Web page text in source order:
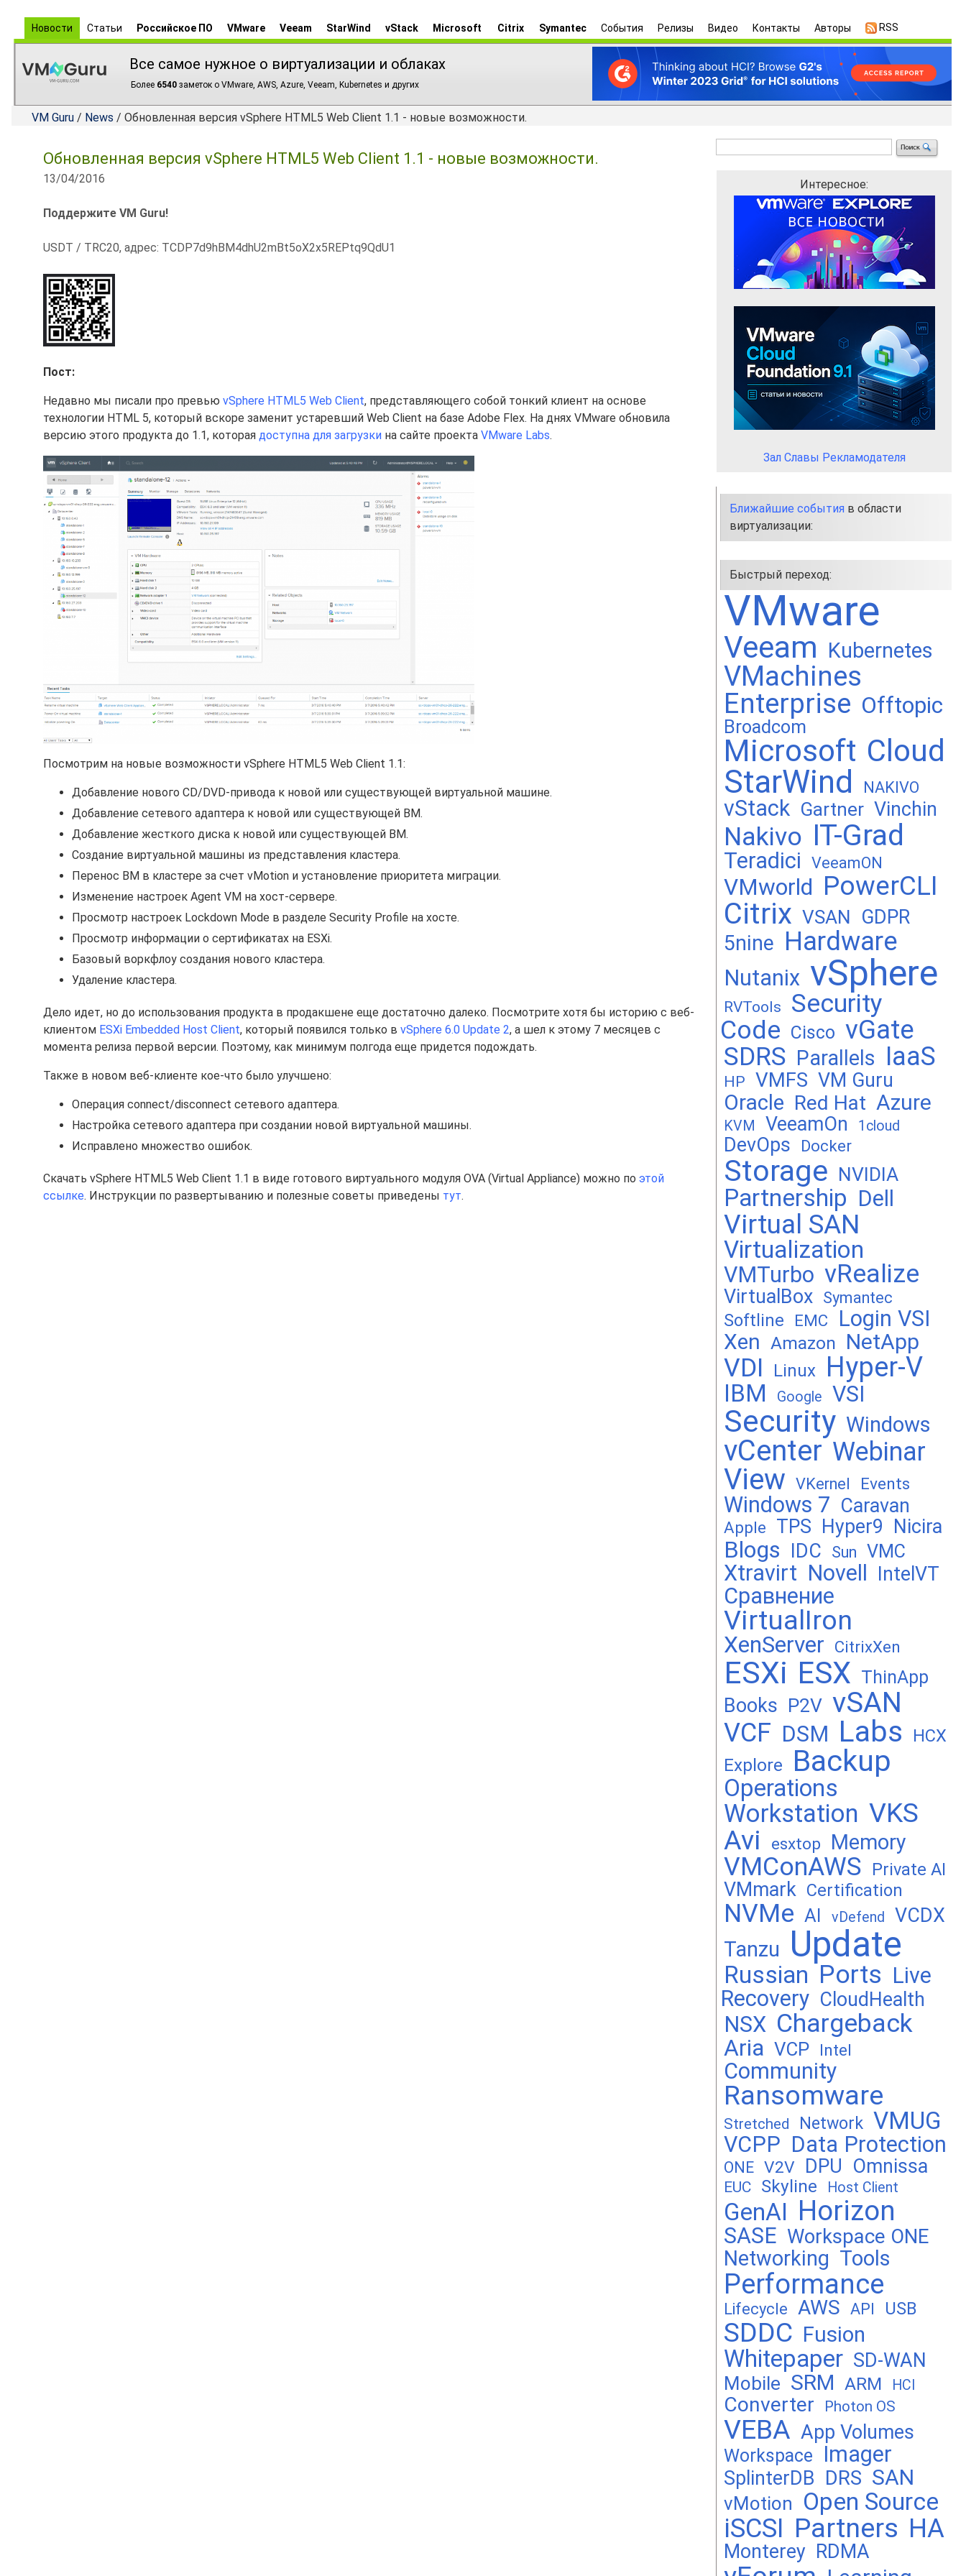
Новости Статьи Российское ПО VMware Veeam StarWind vStack Microsoft Citrix Symantec События Релизы Видео Контакты Авторы RSS
Все самое нужное о виртуализации и облаках
Более 6540 заметок о VMware, AWS, Azure, Veeam, Kubernetes и других
VM Guru / News / Обновленная версия vSphere HTML5 Web Client 1.1 - новые возможности.
Обновленная версия vSphere HTML5 Web Client 1.1 - новые возможности.
13/04/2016
Поддержите VM Guru!
USDT / TRC20, адрес: TCDP7d9hBM4dhU2mBt5oX2x5REPtq9QdU1
Пост:
Недавно мы писали про превью vSphere HTML5 Web Client, представляющего собой тонкий клиент на основе
технологии HTML 5, который вскоре заменит устаревший Web Client на базе Adobe Flex. На днях VMware обновила
версию этого продукта до 1.1, которая доступна для загрузки на сайте проекта VMware Labs.
Посмотрим на новые возможности vSphere HTML5 Web Client 1.1:
Добавление нового CD/DVD-привода к новой или существующей виртуальной машине.
Добавление сетевого адаптера к новой или существующей ВМ.
Добавление жесткого диска к новой или существующей ВМ.
Создание виртуальной машины из представления кластера.
Перенос ВМ в кластере за счет vMotion и установление приоритета миграции.
Изменение настроек Agent VM на хост-сервере.
Просмотр настроек Lockdown Mode в разделе Security Profile на хосте.
Просмотр информации о сертификатах на ESXi.
Базовый воркфлоу создания нового кластера.
Удаление кластера.
Дело идет, но до использования продукта в продакшене еще достаточно далеко. Посмотрите хотя бы историю с веб-
клиентом ESXi Embedded Host Client, который появился только в vSphere 6.0 Update 2, а шел к этому 7 месяцев с
момента релиза первой версии. Поэтому, как минимум полгода еще придется подождать.
Также в новом веб-клиенте кое-что было улучшено:
Операция connect/disconnect сетевого адаптера.
Настройка сетевого адаптера при создании новой виртуальной машины.
Исправлено множество ошибок.
Скачать vSphere HTML5 Web Client 1.1 в виде готового виртуального модуля OVA (Virtual Appliance) можно по этой
ссылке. Инструкции по развертыванию и полезные советы приведены тут.
Интересное:
Зал Славы Рекламодателя
Ближайшие события в области
виртуализации:
Быстрый переход:
VMware
Veeam Kubernetes
VMachines
Enterprise Offtopic
Broadcom
Microsoft Cloud
StarWind NAKIVO
vStack Gartner Vinchin
Nakivo IT-Grad
Teradici VeeamON
VMworld PowerCLI
Citrix VSAN GDPR
5nine Hardware
Nutanix vSphere
RVTools
Security
Code Cisco vGate
SDRS Parallels IaaS
HP VMFS VM Guru
Oracle Red Hat Azure
KVM VeeamOn 1cloud
DevOps Docker
Storage NVIDIA
Partnership Dell
Virtual SAN
Virtualization
VMTurbo vRealize
VirtualBox Symantec
Softline EMC
Login VSI
Xen Amazon NetApp
VDI Linux Hyper-V
IBM Google VSI
Security Windows
vCenter Webinar
View VKernel Events
Windows 7 Caravan
Apple TPS Hyper9 Nicira
Blogs IDC Sun VMC
Xtravirt Novell IntelVT
Сравнение
VirtualIron
XenServer CitrixXen
ESXi ESX ThinApp
Books P2V vSAN
VCF DSM Labs HCX
Explore Backup
Operations
Workstation VKS
Avi
esxtop Memory
VMConAWS Private AI
VMmark Certification
NVMe AI vDefend VCDX
Tanzu Update
Russian Ports Live
Recovery CloudHealth
NSX Chargeback
Aria VCP Intel
Community
Ransomware
Stretched Network VMUG
VCPP Data Protection
ONE V2V DPU Omnissa
EUC Skyline Host Client
GenAI Horizon
SASE Workspace ONE
Networking Tools
Performance
Lifecycle AWS API USB
SDDC Fusion
Whitepaper SD-WAN
Mobile SRM ARM HCI
Converter Photon OS
VEBA App Volumes
Workspace Imager
SplinterDB DRS SAN
vMotion Open Source
iSCSI Partners HA
Monterey RDMA